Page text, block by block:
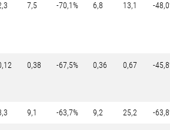
7,5 -70,1% 6,8 13,1 -
0,38 -67,5% 0,36 0,67 -
9,1 -63,7% 9,2 25,2 -